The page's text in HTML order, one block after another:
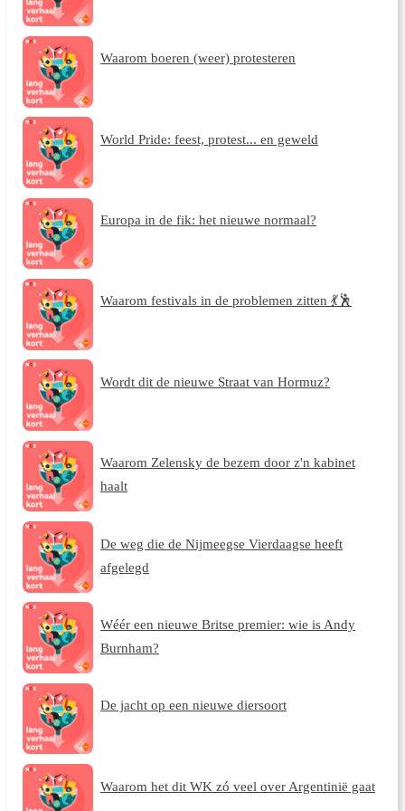
Waarom boeren (weer) protesteren
World Pride: feest, protest... en geweld
Europa in de fik: het nieuwe normaal?
Waarom festivals in de problemen zitten 💃🕺
Wordt dit de nieuwe Straat van Hormuz?
Waarom Zelensky de bezem door z'n kabinet
haalt
De weg die de Nijmeegse Vierdaagse heeft
afgelegd
Wéér een nieuwe Britse premier: wie is Andy
Burnham?
De jacht op een nieuwe diersoort
Waarom het dit WK zó veel over Argentinië gaat